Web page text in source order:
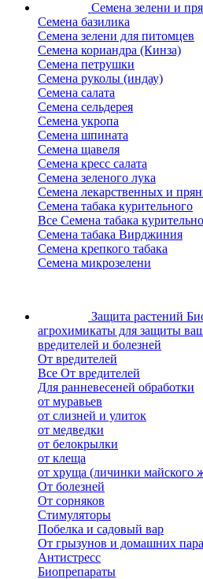
Семена зелени и
Семена базилика
Семена зелени для питомцев
Семена кориандра (Кинза)
Семена петрушки
Семена руколы (индау)
Семена салата
Семена сельдерея
Семена укропа
Семена шпината
Семена щавеля
Семена кресс салата
Семена зеленого лука
Семена лекарственных и
Семена табака курительного
Все Семена табака
Семена табака Вирджиния
Семена крепкого табака
Семена микрозелени
Защита растений
агрохимикаты для защиты
вредителей и болезней
От вредителей
Все От вредителей
Для ранневесеней обработки
от муравьев
от слизней и улиток
от медведки
от белокрылки
от клеща
от хруща (личинки майского
От болезней
От сорняков
Стимуляторы
Побелка и садовый вар
От грызунов и домашних
Антистресс
Биопрепараты